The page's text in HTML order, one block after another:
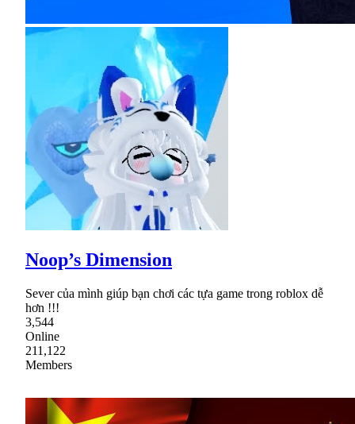
Noop’s Dimension
Sever của mình giúp bạn chơi các tựa game trong roblox dễ
hơn !!!
3,544
Online
211,122
Members